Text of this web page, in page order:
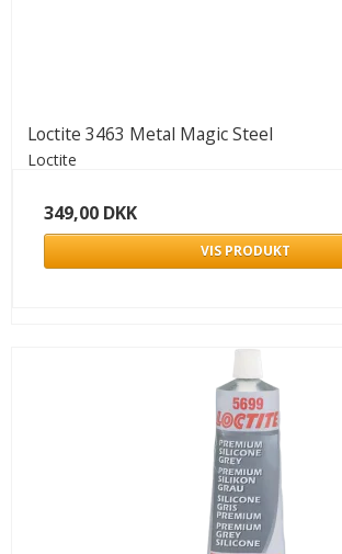
Loctite 3463 Metal Magic Steel
Loctite
349,00 DKK
VIS PRODUKT